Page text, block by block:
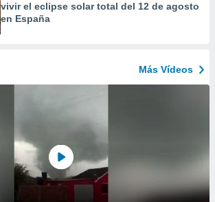
vivir el eclipse solar total del 12 de agosto
en España
Más Vídeos